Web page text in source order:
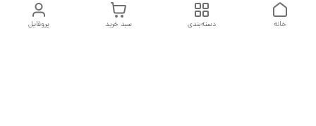
پروفایل سبد خرید دسته‌بندی خانه